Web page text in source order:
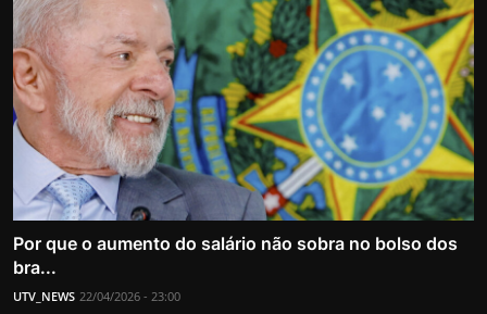
Por que o aumento do salário não sobra no bolso dos
bra...
UTV_NEWS 22/04/2026 - 23:00